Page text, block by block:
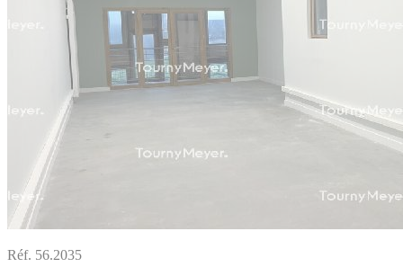
Réf. 56.2035